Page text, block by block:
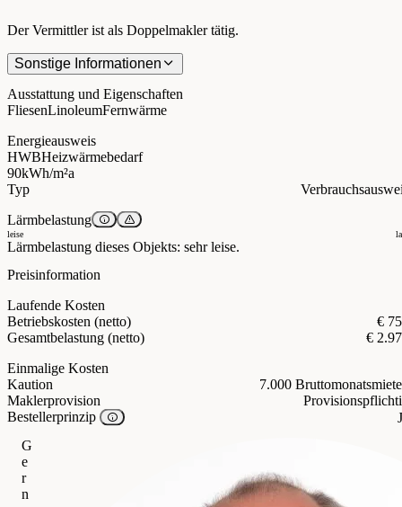
Der Vermittler ist als Doppelmakler tätig.
Sonstige Informationen
Ausstattung und Eigenschaften
FliesenLinoleumFernwärme
Energieausweis
HWBHeizwärmebedarf
90kWh/m²a
Typ
Lärmbelastung
leise
Lärmbelastung dieses Objekts: sehr leise.
Preisinformation
Laufende Kosten
Betriebskosten (netto)
€
Gesamtbelastung (netto)
€
Einmalige Kosten
Kaution
7.000
Maklerprovision
Bestellerprinzip
G
e
r
n